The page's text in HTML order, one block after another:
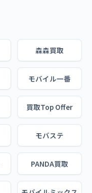
森森買取
モバイル一番
買取Top Offer
モバステ
PANDA買取